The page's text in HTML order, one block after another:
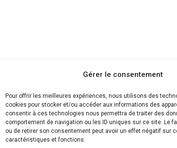
Gérer le consentement
Pour offrir les meilleures expériences, nous utilisons des
cookies pour stocker et/ou accéder aux informations des
consentir à ces technologies nous permettra de traiter des
comportement de navigation ou les ID uniques sur ce site. Le
ou de retirer son consentement peut avoir un effet négatif sur
caractéristiques et fonctions.